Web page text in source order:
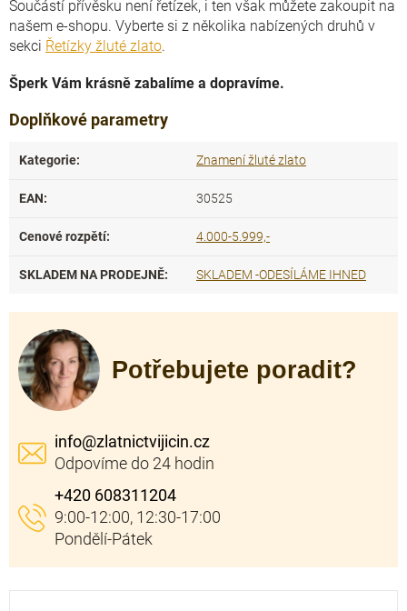
Součástí přívěsku není řetízek, i ten však můžete zakoupit na
našem e-shopu. Vyberte si z několika nabízených druhů v
sekci Řetízky žluté zlato.
Šperk Vám krásně zabalíme a dopravíme.
Doplňkové parametry
Kategorie: Znamení žluté zlato
EAN: 30525
Cenové rozpětí: 4.000-5.999,-
SKLADEM NA PRODEJNĚ: SKLADEM -ODESÍLÁME IHNED
Potřebujete poradit?
info@zlatnictvijicin.cz
+420 608311204